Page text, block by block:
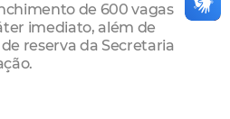
de 600 vagas
imediato, além de
reserva da Secretaria